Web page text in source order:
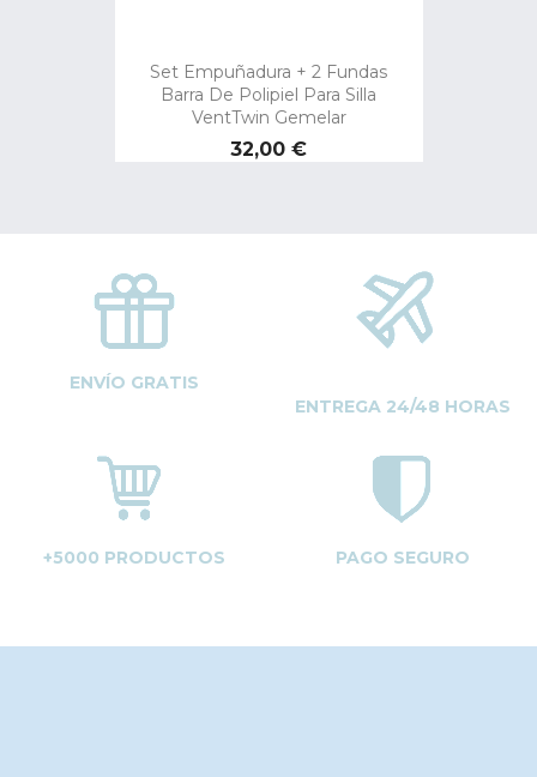
Set Empuñadura + 2 Fundas
Barra De Polipiel Para Silla
VentTwin Gemelar
Precio
32,00 €
ENVÍO GRATIS
ENTREGA 24/48 HORAS
+5000 PRODUCTOS PAGO SEGURO